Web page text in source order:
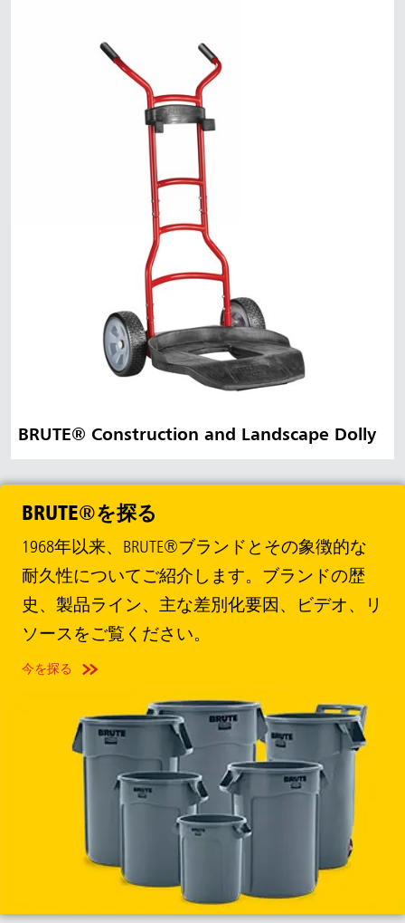
BRUTE® Construction and Landscape Dolly
BRUTE®を探る
1968年以来、BRUTE®ブランドとその象徴的な
耐久性についてご紹介します。ブランドの歴
史、製品ライン、主な差別化要因、ビデオ、リ
ソースをご覧ください。
今を探る